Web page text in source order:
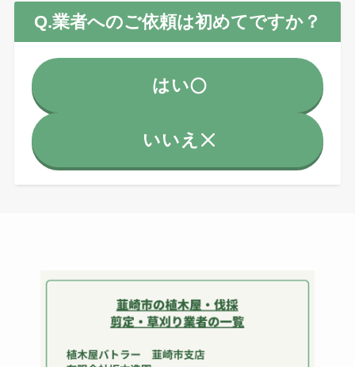
Q.業者へのご依頼は初めてですか？
はい
いいえ